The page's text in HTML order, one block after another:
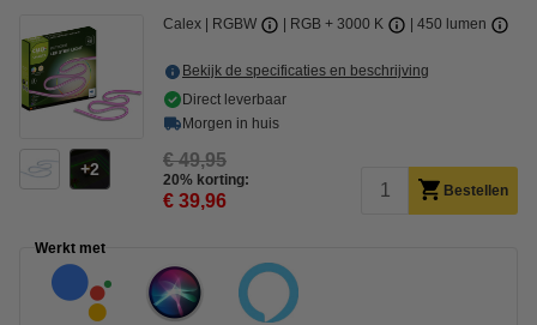
2
Calex RGBW RGB + 3000 K 450 lumen
Bekijk de specificaties en beschrijving
Direct leverbaar
Morgen in huis
€ 49,95
20% korting:
€ 39,96 Bestellen
Werkt met